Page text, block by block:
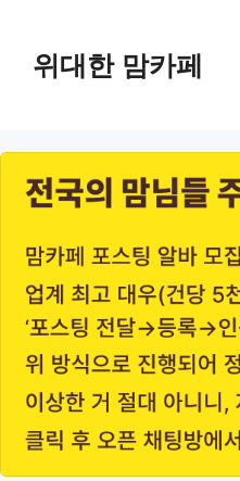
content위대한 맘카페